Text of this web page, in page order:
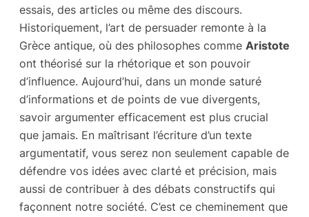
essais, des articles ou même des discours.
Historiquement, l’art de persuader remonte à la
Grèce antique, où des philosophes comme Aristote
ont théorisé sur la rhétorique et son pouvoir
d’influence. Aujourd’hui, dans un monde saturé
d’informations et de points de vue divergents,
savoir argumenter efficacement est plus crucial
que jamais. En maîtrisant l’écriture d’un texte
argumentatif, vous serez non seulement capable de
défendre vos idées avec clarté et précision, mais
aussi de contribuer à des débats constructifs qui
façonnent notre société. C’est ce cheminement que